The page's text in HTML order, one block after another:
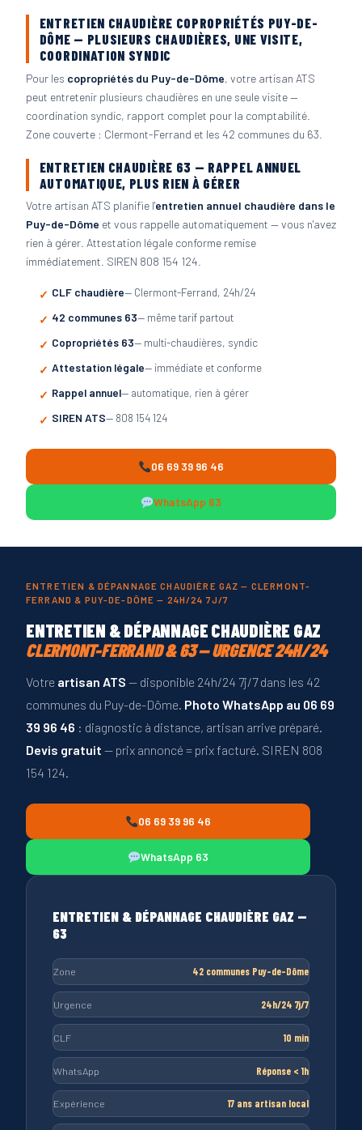
ENTRETIEN CHAUDIÈRE COPROPRIÉTÉS PUY-DE-
DÔME — PLUSIEURS CHAUDIÈRES, UNE VISITE,
COORDINATION SYNDIC
Pour les copropriétés du Puy-de-Dôme, votre artisan ATS
peut entretenir plusieurs chaudières en une seule visite —
coordination syndic, rapport complet pour la comptabilité.
Zone couverte : Clermont-Ferrand et les 42 communes du 63.
ENTRETIEN CHAUDIÈRE 63 — RAPPEL ANNUEL
AUTOMATIQUE, PLUS RIEN À GÉRER
Votre artisan ATS planifie l'entretien annuel chaudière dans le
Puy-de-Dôme et vous rappelle automatiquement — vous n'avez
rien à gérer. Attestation légale conforme remise
immédiatement. SIREN 808 154 124.
CLF chaudière— Clermont-Ferrand, 24h/24
42 communes 63— même tarif partout
Copropriétés 63— multi-chaudières, syndic
Attestation légale— immédiate et conforme
Rappel annuel— automatique, rien à gérer
SIREN ATS— 808 154 124
06 69 39 96 46
WhatsApp 63
ENTRETIEN & DÉPANNAGE CHAUDIÈRE GAZ — CLERMONT-
FERRAND & PUY-DE-DÔME — 24H/24 7J/7
ENTRETIEN & DÉPANNAGE CHAUDIÈRE GAZ
CLERMONT-FERRAND & 63 — URGENCE 24H/24
Votre artisan ATS — disponible 24h/24 7j/7 dans les 42
communes du Puy-de-Dôme. Photo WhatsApp au 06 69
39 96 46 : diagnostic à distance, artisan arrive préparé.
Devis gratuit — prix annoncé = prix facturé. SIREN 808
154 124.
06 69 39 96 46
WhatsApp 63
ENTRETIEN & DÉPANNAGE CHAUDIÈRE GAZ —
63
Zone 42 communes Puy-de-Dôme
Urgence 24h/24 7j/7
CLF 10 min
WhatsApp Réponse < 1h
Expérience 17 ans artisan local